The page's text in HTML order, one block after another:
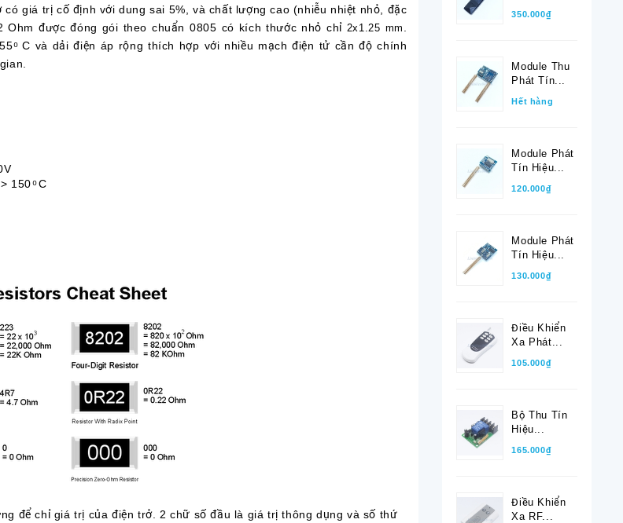
giá trị cố định với dung sai 5%, và chất lượng cao (nhiễu nhiệt nhỏ, đặc
được đóng gói theo chuẩn 0805 có kích thước nhỏ chỉ 2x1.25 mm
C và dải điện áp rộng thích hợp với nhiều mạch điện tử cần độ chính
150 ͦ C
để chỉ giá trị của điện trở. 2 chữ số đầu là giá trị thông dụng và số thứ
350.000₫
Module Thu
Phát Tín...
Hết hàng
Module Phát
Tín Hiệu...
120.000₫
Module Phát
Tín Hiệu...
130.000₫
Điều Khiển
Xa Phát...
105.000₫
Bộ Thu Tín
Hiệu...
165.000₫
Điều Khiển
Xa RF...